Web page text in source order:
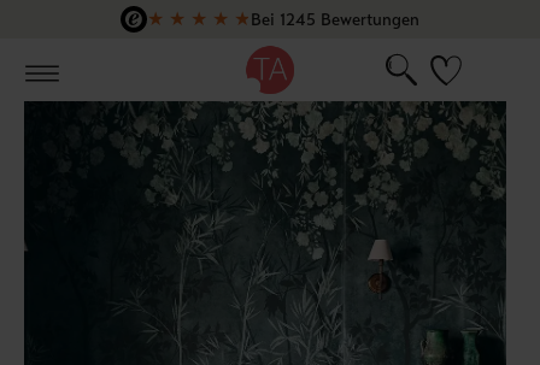
Zum Hauptinhalt springen
★ ★ ★ ★ ★Bei 1245 Bewertungen